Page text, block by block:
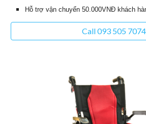
Hỗ trợ vận chuyển 50.000VNĐ khách
Call 093 505 7074